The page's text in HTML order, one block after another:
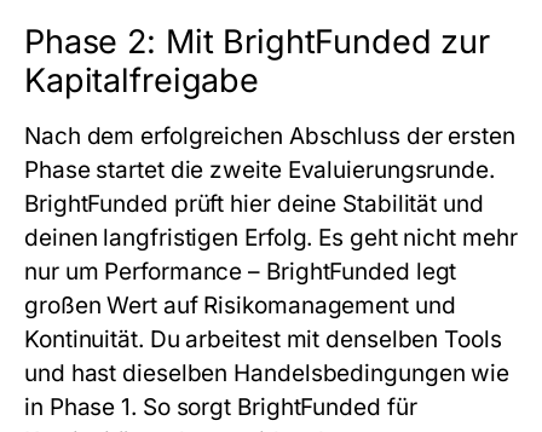
Phase 2: Mit BrightFunded zur
Kapitalfreigabe
Nach dem erfolgreichen Abschluss der ersten
Phase startet die zweite Evaluierungsrunde.
BrightFunded prüft hier deine Stabilität und
deinen langfristigen Erfolg. Es geht nicht mehr
nur um Performance – BrightFunded legt
großen Wert auf Risikomanagement und
Kontinuität. Du arbeitest mit denselben Tools
und hast dieselben Handelsbedingungen wie
in Phase 1. So sorgt BrightFunded für